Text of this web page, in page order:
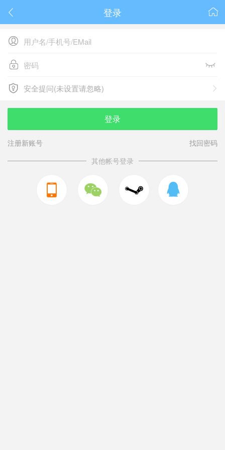
 
登录

 
 
安全提问(未设置请忽略)
安全提问(未设置请忽略)
登录
注册新账号
找回密码
其他帐号登录
  